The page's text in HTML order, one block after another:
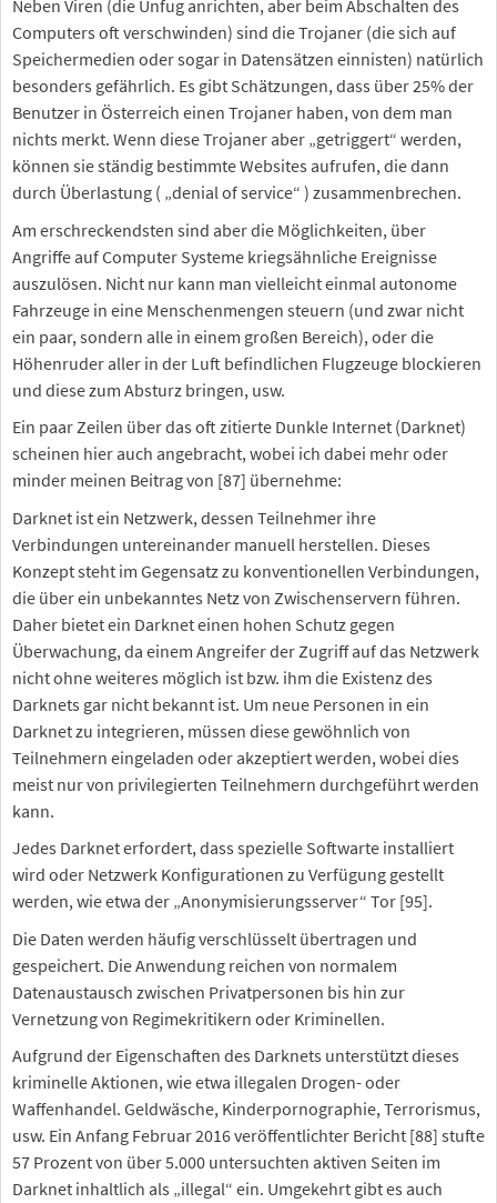
Neben Viren (die Unfug anrichten, aber beim Abschalten des
Computers oft verschwinden) sind die Trojaner (die sich auf
Speichermedien oder sogar in Datensätzen einnisten) natürlich
besonders gefährlich. Es gibt Schätzungen, dass über 25% der
Benutzer in Österreich einen Trojaner haben, von dem man
nichts merkt. Wenn diese Trojaner aber „getriggert“ werden,
können sie ständig bestimmte Websites aufrufen, die dann
durch Überlastung ( „denial of service“ ) zusammenbrechen.
Am erschreckendsten sind aber die Möglichkeiten, über
Angriffe auf Computer Systeme kriegsähnliche Ereignisse
auszulösen. Nicht nur kann man vielleicht einmal autonome
Fahrzeuge in eine Menschenmengen steuern (und zwar nicht
ein paar, sondern alle in einem großen Bereich), oder die
Höhenruder aller in der Luft befindlichen Flugzeuge blockieren
und diese zum Absturz bringen, usw.
Ein paar Zeilen über das oft zitierte Dunkle Internet (Darknet)
scheinen hier auch angebracht, wobei ich dabei mehr oder
minder meinen Beitrag von [87] übernehme:
Darknet ist ein Netzwerk, dessen Teilnehmer ihre
Verbindungen untereinander manuell herstellen. Dieses
Konzept steht im Gegensatz zu konventionellen Verbindungen,
die über ein unbekanntes Netz von Zwischenservern führen.
Daher bietet ein Darknet einen hohen Schutz gegen
Überwachung, da einem Angreifer der Zugriff auf das Netzwerk
nicht ohne weiteres möglich ist bzw. ihm die Existenz des
Darknets gar nicht bekannt ist. Um neue Personen in ein
Darknet zu integrieren, müssen diese gewöhnlich von
Teilnehmern eingeladen oder akzeptiert werden, wobei dies
meist nur von privilegierten Teilnehmern durchgeführt werden
kann.
Jedes Darknet erfordert, dass spezielle Softwarte installiert
wird oder Netzwerk Konfigurationen zu Verfügung gestellt
werden, wie etwa der „Anonymisierungsserver“ Tor [95].
Die Daten werden häufig verschlüsselt übertragen und
gespeichert. Die Anwendung reichen von normalem
Datenaustausch zwischen Privatpersonen bis hin zur
Vernetzung von Regimekritikern oder Kriminellen.
Aufgrund der Eigenschaften des Darknets unterstützt dieses
kriminelle Aktionen, wie etwa illegalen Drogen- oder
Waffenhandel. Geldwäsche, Kinderpornographie, Terrorismus,
usw. Ein Anfang Februar 2016 veröffentlichter Bericht [88] stufte
57 Prozent von über 5.000 untersuchten aktiven Seiten im
Darknet inhaltlich als „illegal“ ein. Umgekehrt gibt es auch